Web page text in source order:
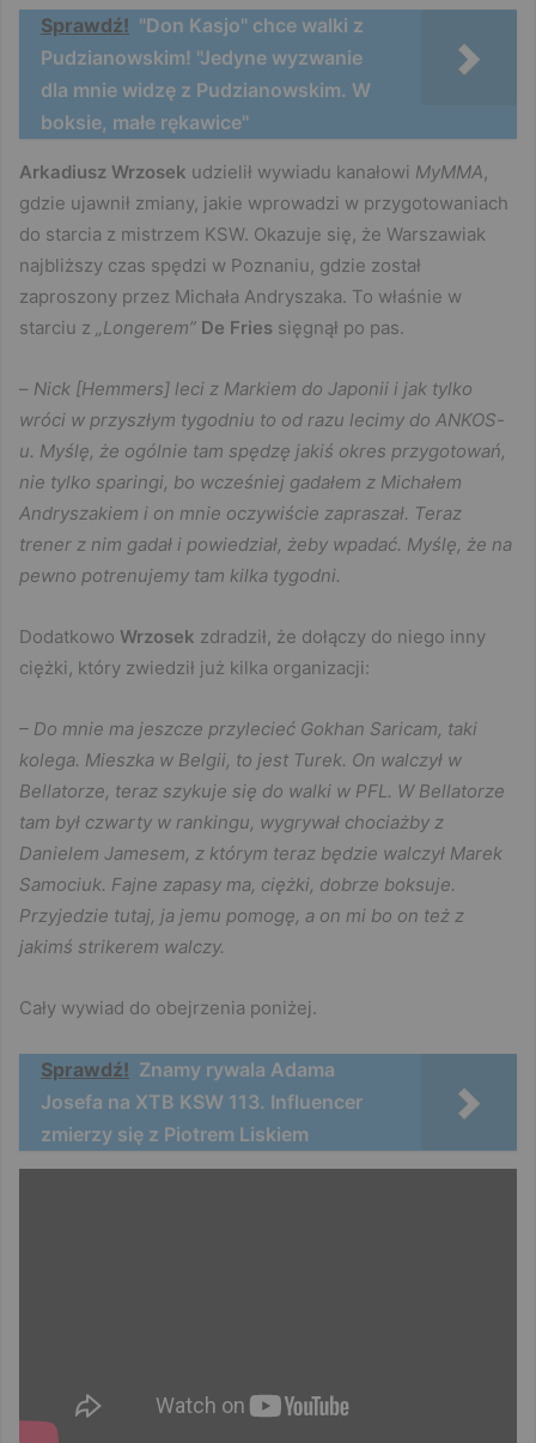
Sprawdź! "Don Kasjo" chce walki z
Pudzianowskim! "Jedyne wyzwanie
dla mnie widzę z Pudzianowskim. W
boksie, małe rękawice"
Arkadiusz Wrzosek udzielił wywiadu kanałowi MyMMA,
gdzie ujawnił zmiany, jakie wprowadzi w przygotowaniach
do starcia z mistrzem KSW. Okazuje się, że Warszawiak
najbliższy czas spędzi w Poznaniu, gdzie został
zaproszony przez Michała Andryszaka. To właśnie w
starciu z
„Longerem” De Fries sięgnął po pas.
– Nick [Hemmers] leci z Markiem do Japonii i jak tylko
wróci w przyszłym tygodniu to od razu lecimy do ANKOS-
u. Myślę, że ogólnie tam spędzę jakiś okres przygotowań,
nie tylko sparingi, bo wcześniej gadałem z Michałem
Andryszakiem i on mnie oczywiście zapraszał. Teraz
trener z nim gadał i powiedział, żeby wpadać. Myślę, że na
pewno potrenujemy tam kilka tygodni.
Dodatkowo Wrzosek zdradził, że dołączy do niego inny
ciężki, który zwiedził już kilka organizacji:
– Do mnie ma jeszcze przylecieć Gokhan Saricam, taki
kolega. Mieszka w Belgii, to jest Turek. On walczył w
Bellatorze, teraz szykuje się do walki w PFL. W Bellatorze
tam był czwarty w rankingu, wygrywał chociażby z
Danielem Jamesem, z którym teraz będzie walczył Marek
Samociuk. Fajne zapasy ma, ciężki, dobrze boksuje.
Przyjedzie tutaj, ja jemu pomogę, a on mi bo on też z
jakimś strikerem walczy.
Cały wywiad do obejrzenia poniżej.
Sprawdź! Znamy rywala Adama
Josefa na XTB KSW 113. Influencer
zmierzy się z Piotrem Liskiem